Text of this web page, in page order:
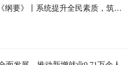
解读河北“十五五”规划《纲要》丨系统提升全民素质，筑牢人口高质量发展社会根基